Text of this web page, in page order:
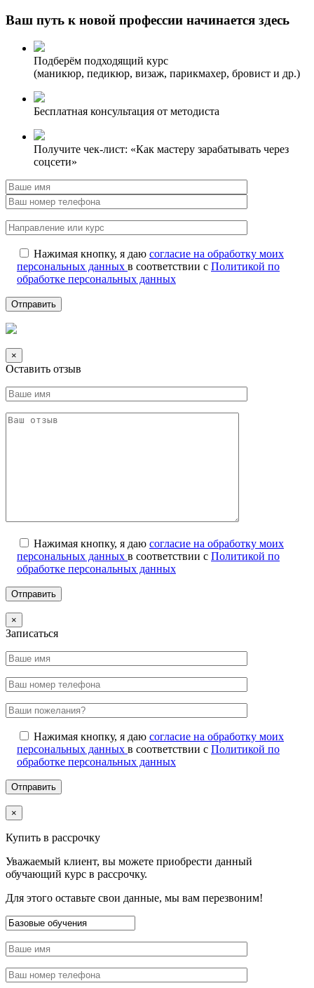
Ваш путь к новой профессии начинается здесь
Подберём подходящий курс
(маникюр, педикюр, визаж, парикмахер, бровист и др.)
Бесплатная консультация от методиста
Получите чек-лист: «Как мастеру зарабатывать через
соцсети»
Нажимая кнопку, я даю согласие на обработку моих
персональных данных в соответствии с Политикой по
обработке персональных данных
×
Оставить отзыв
Нажимая кнопку, я даю согласие на обработку моих
персональных данных в соответствии с Политикой по
обработке персональных данных
×
Записаться
Нажимая кнопку, я даю согласие на обработку моих
персональных данных в соответствии с Политикой по
обработке персональных данных
×
Купить в рассрочку
Уважаемый клиент, вы можете приобрести данный
обучающий курс в рассрочку.
Для этого оставьте свои данные, мы вам перезвоним!